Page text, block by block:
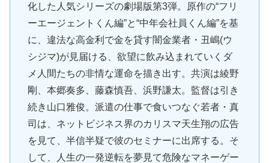
化した人気シリーズの劇場版第3弾。原作の“フリ
ーエージェントくん編”と“中年会社員くん編”を基
に、違法な高金利で金を貸す闇金業者・丑嶋(ウ
シジマ)が見届ける、欲望に飲み込まれていくダ
メ人間たちの非情な運命を描き出す。共演は綾野
剛、本郷奏多、藤森慎吾、浜野謙太。監督は引き
続き山口雅俊。派遣の仕事で食いつなぐ若者・真
司は、ネットビジネス界のカリスマ天生翔の広告
を見て、半信半疑で彼のセミナーに出席する。そ
して、人生の一発逆転を夢見て危険なマネーゲー